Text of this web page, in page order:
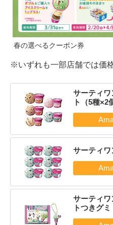
春の選べるクーポン券
※いずれも一部店舗では価
サーティワ
ト（5種×2
サーティワ
サーティワ
トつきグ